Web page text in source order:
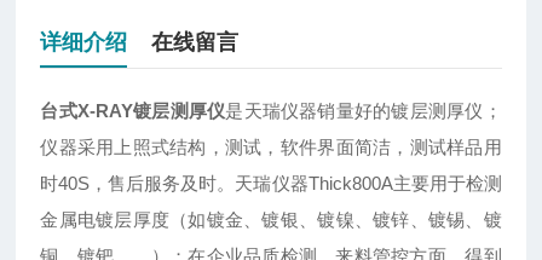
详细介绍 在线留言
台式X-RAY镀层测厚仪是天瑞仪器销量好的镀层测厚仪；
仪器采用上照式结构，测试，软件界面简洁，测试样品用
时40S，售后服务及时。天瑞仪器Thick800A主要用于检测
金属电镀层厚度（如镀金、镀银、镀镍、镀锌、镀锡、镀